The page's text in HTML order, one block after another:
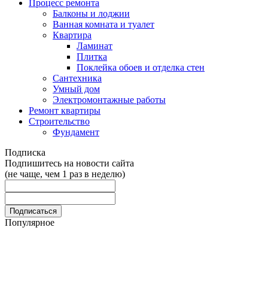
Процесс ремонта
Балконы и лоджии
Ванная комната и туалет
Квартира
Ламинат
Плитка
Поклейка обоев и отделка стен
Сантехника
Умный дом
Электромонтажные работы
Ремонт квартиры
Строительство
Фундамент
Подписка
Подпишитесь на новости сайта
(не чаще, чем 1 раз в неделю)
Популярное